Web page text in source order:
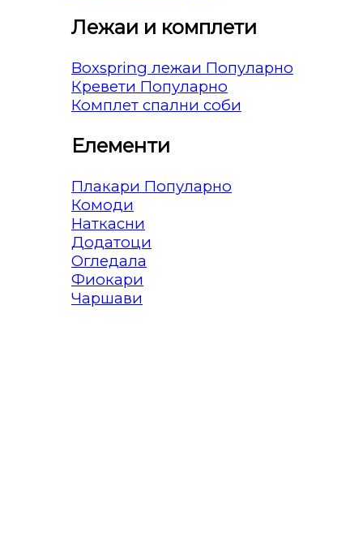
Лежаи и комплети
Boxspring лежаи
Кревети
Комплет спални соби
Елементи
Плакари
Комоди
Наткасни
Додатоци
Огледала
Фиокари
Чаршави